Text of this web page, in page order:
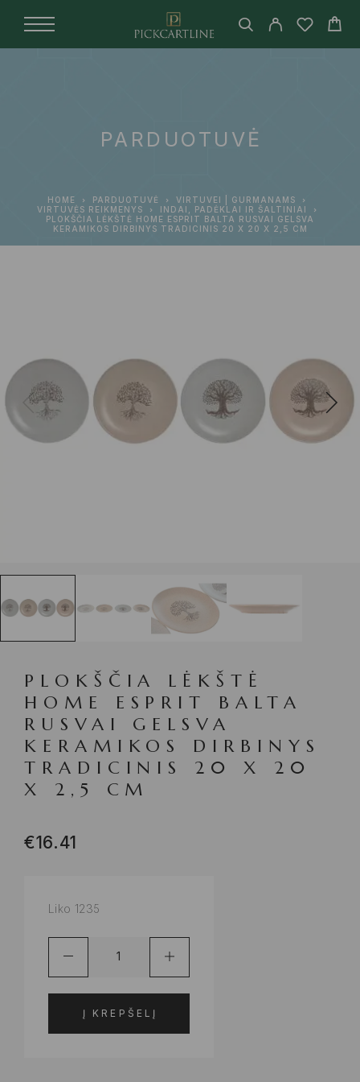
PARDUOTUVĖ
HOME PARDUOTUVĖ
VIRTUVEI | GURMANAMS
VIRTUVĖS REIKMENYS
INDAI, PADĖKLAI IR ŠALTINIAI
PLOKŠČIA LĖKŠTĖ HOME ESPRIT BALTA RUSVAI GELSVA
KERAMIKOS DIRBINYS TRADICINIS 20 X 20 X 2,5 CM
PLOKŠČIA LĖKŠTĖ
HOME ESPRIT BALTA
RUSVAI GELSVA
KERAMIKOS DIRBINYS
TRADICINIS 20 X 20
X 2,5 CM
€16.41
Liko 1235
Į KREPŠELĮ